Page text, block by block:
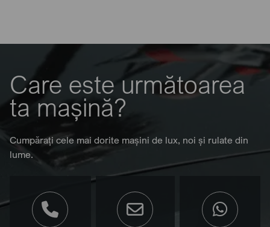
Care este următoarea
ta mașină?
Cumpărați cele mai dorite mașini de lux, noi și rulate din
lume.